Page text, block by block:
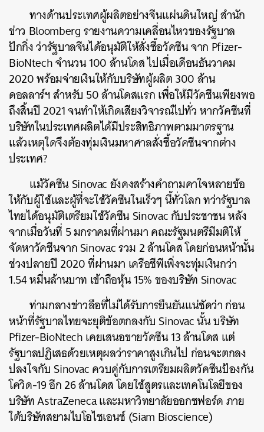
ทางด้านประเทศผู้ผลิตอย่างจีนแผ่นดินใหญ่ สำนัก
ข่าว Bloomberg รายงานความเคลื่อนไหวของรัฐบาล
ปักกิ่ง ว่ารัฐบาลจีนได้อนุมัติให้สั่งซื้อวัคซีน จาก Pfizer-
BioNtech จำนวน 100 ล้านโดส ไปเมื่อเดือนธันวาคม
2020 พร้อมจ่ายเงินให้กับบริษัทผู้ผลิต 300 ล้าน
ดอลลาร์ฯ สำหรับ 50 ล้านโดสแรก เพื่อให้มีวัคซีนเพียงพอ
ถึงสิ้นปี 2021 จนทำให้เกิดเสียงวิจารณ์ไปทั่ว หากวัคซีนที่
บริษัทในประเทศผลิตได้มีประสิทธิภาพตามมาตรฐาน
แล้วเหตุใดจึงต้องทุ่มเงินมหาศาลสั่งซื้อวัคซีนจากต่าง
ประเทศ?
แม้วัคซีน Sinovac ยังคงสร้างคำถามคาใจหลายข้อ
ให้กับผู้ใช้และผู้ที่จะใช้วัคซีนในเร็วๆ นี้ทั่วโลก ทว่ารัฐบาล
ไทยได้อนุมัติเตรียมใช้วัคซีน Sinovac กับประชาชน หลัง
จากเมื่อวันที่ 5 มกราคมที่ผ่านมา คณะรัฐมนตรีมีมติให้
จัดหาวัคซีนจาก Sinovac รวม 2 ล้านโดส โดยก่อนหน้านั้น
ช่วงปลายปี 2020 ที่ผ่านมา เครือซีพีเพิ่งจะทุ่มเงินกว่า
1.54 หมื่นล้านบาท เข้าถือหุ้น 15% ของบริษัท Sinovac
ท่ามกลางข่าวลือที่ไม่ได้รับการยืนยันแน่ชัดว่า ก่อน
หน้าที่รัฐบาลไทยจะยุติข้อตกลงกับ Sinovac นั้น บริษัท
Pfizer-BioNtech เคยเสนอขายวัคซีน 13 ล้านโดส แต่
รัฐบาลปฏิเสธด้วยเหตุผลว่าราคาสูงเกินไป ก่อนจะตกลง
ปลงใจกับ Sinovac ควบคู่กับการเตรียมผลิตวัคซีนป้องกัน
โควิด-19 อีก 26 ล้านโดส โดยใช้สูตรและเทคโนโลยีของ
บริษัท AstraZeneca และมหาวิทยาลัยออกซฟอร์ด ภาย
ใต้บริษัทสยามไบโอไซเอนซ์ (Siam Bioscience)
SHARE TWEET LINE EMAIL